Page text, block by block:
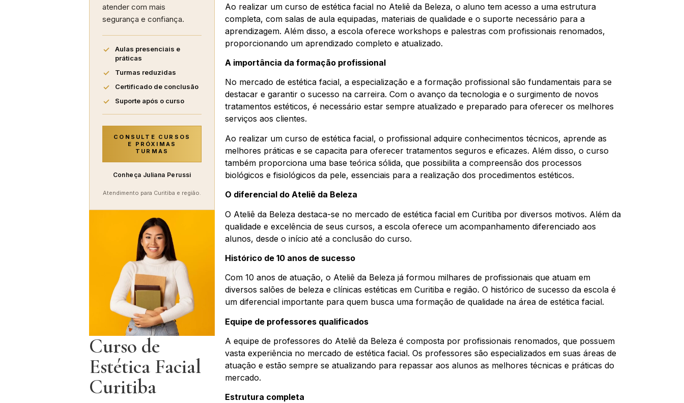
atender com mais
segurança e confiança.
Aulas presenciais e
práticas
Turmas reduzidas
Certificado de conclusão
Suporte após o curso
CONSULTE CURSOS
E PRÓXIMAS
TURMAS
Conheça Juliana Perussi
Atendimento para Curitiba e região.
Curso de
Estética Facial
Curitiba
Ao realizar um curso de estética facial no Ateliê da Beleza, o aluno tem acesso a uma estrutura
completa, com salas de aula equipadas, materiais de qualidade e o suporte necessário para a
aprendizagem. Além disso, a escola oferece workshops e palestras com profissionais renomados,
proporcionando um aprendizado completo e atualizado.
A importância da formação profissional
No mercado de estética facial, a especialização e a formação profissional são fundamentais para se
destacar e garantir o sucesso na carreira. Com o avanço da tecnologia e o surgimento de novos
tratamentos estéticos, é necessário estar sempre atualizado e preparado para oferecer os melhores
serviços aos clientes.
Ao realizar um curso de estética facial, o profissional adquire conhecimentos técnicos, aprende as
melhores práticas e se capacita para oferecer tratamentos seguros e eficazes. Além disso, o curso
também proporciona uma base teórica sólida, que possibilita a compreensão dos processos
biológicos e fisiológicos da pele, essenciais para a realização dos procedimentos estéticos.
O diferencial do Ateliê da Beleza
O Ateliê da Beleza destaca-se no mercado de estética facial em Curitiba por diversos motivos. Além da
qualidade e excelência de seus cursos, a escola oferece um acompanhamento diferenciado aos
alunos, desde o início até a conclusão do curso.
Histórico de 10 anos de sucesso
Com 10 anos de atuação, o Ateliê da Beleza já formou milhares de profissionais que atuam em
diversos salões de beleza e clínicas estéticas em Curitiba e região. O histórico de sucesso da escola é
um diferencial importante para quem busca uma formação de qualidade na área de estética facial.
Equipe de professores qualificados
A equipe de professores do Ateliê da Beleza é composta por profissionais renomados, que possuem
vasta experiência no mercado de estética facial. Os professores são especializados em suas áreas de
atuação e estão sempre se atualizando para repassar aos alunos as melhores técnicas e práticas do
mercado.
Estrutura completa